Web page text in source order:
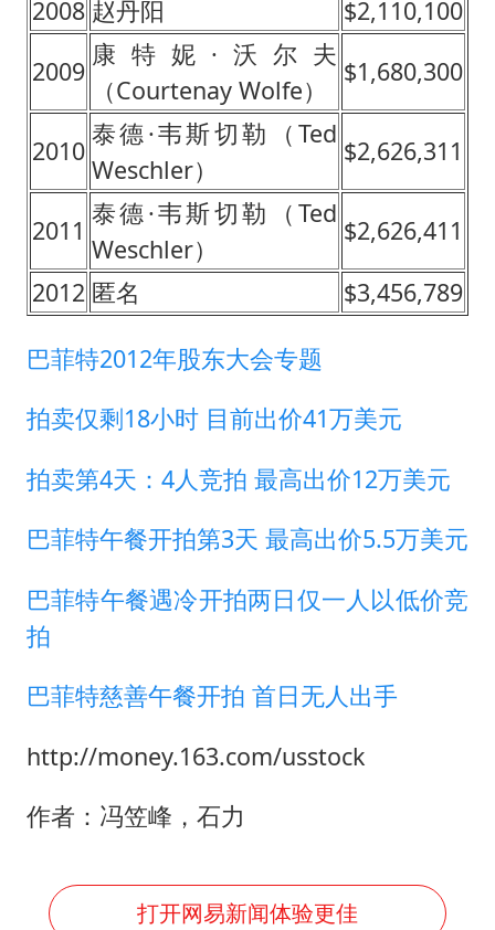
2008 赵丹阳
$2,110,100
2009
康特妮·沃尔夫
（Courtenay Wolfe）
$1,680,300
2010
泰德·韦斯切勒（Ted
Weschler）
$2,626,311
2011
泰德·韦斯切勒（Ted
Weschler）
$2,626,411
2012 匿名 $3,456,789
巴菲特2012年股东大会专题
拍卖仅剩18小时 目前出价41万美元
拍卖第4天：4人竞拍 最高出价12万美元
巴菲特午餐开拍第3天 最高出价5.5万美元
巴菲特午餐遇冷开拍两日仅一人以低价竞
拍
巴菲特慈善午餐开拍 首日无人出手
http://money.163.com/usstock
作者：冯笠峰，石力
打开网易新闻体验更佳